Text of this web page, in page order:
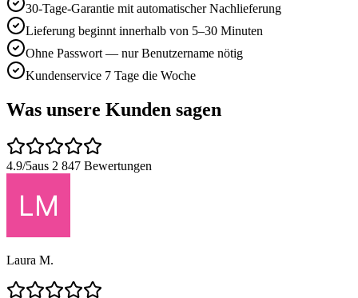
30-Tage-Garantie mit automatischer Nachlieferung
Lieferung beginnt innerhalb von 5–30 Minuten
Ohne Passwort — nur Benutzername nötig
Kundenservice 7 Tage die Woche
Was unsere Kunden sagen
4.9/5aus 2 847 Bewertungen
Laura M.